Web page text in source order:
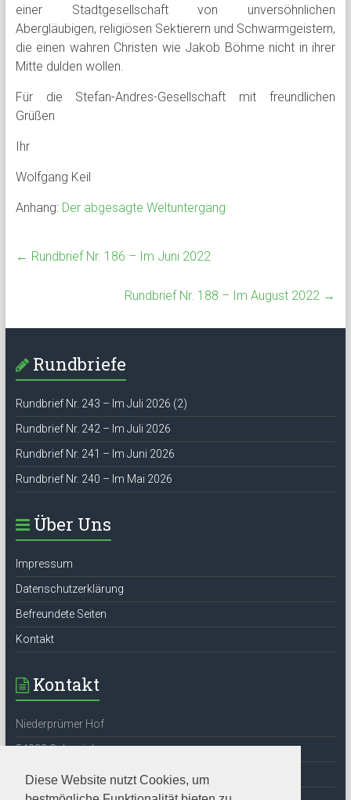
Diese Website nutzt Cookies, um
einer Stadtgesellschaft von unversöhnlichen
Abergläubigen, religiösen Sektierern und Schwarmgeistern,
die einen wahren Christen wie Jakob Böhme nicht in ihrer
Mitte dulden wollen.
Für die Stefan-Andres-Gesellschaft mit freundlichen
Grüßen
Ihr
Wolfgang Keil
Anhang: Der abgesagte Weltuntergang
← Rundbrief Nr. 186 – Im Juni 2022
Rundbrief Nr. 188 – Im August 2022 →
Rundbriefe
Rundbrief Nr. 243 – Im Juli 2026 (2)
Rundbrief Nr. 242 – Im Juli 2026
Rundbrief Nr. 241 – Im Juni 2026
Rundbrief Nr. 240 – Im Mai 2026
Über Uns
Impressum
Datenschutzerklärung
Befreundete Seiten
Kontakt
Kontakt
Niederprümer Hof
54338 Schweich
Tel: 06502-6524